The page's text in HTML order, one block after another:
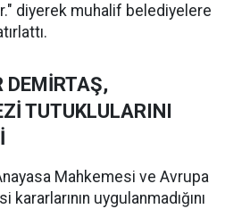
diyerek muhalif belediyelere
DEMİRTAŞ,
TUTUKLULARINI
Mahkemesi ve Avrupa
uygulanmadığını